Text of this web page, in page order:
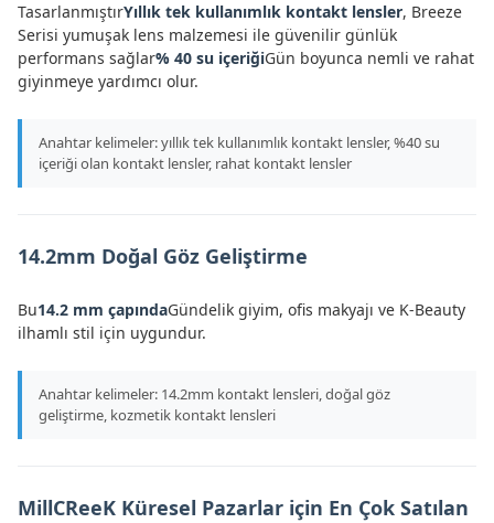
TasarlanmıştırYıllık tek kullanımlık kontakt lensler, Breeze
Serisi yumuşak lens malzemesi ile güvenilir günlük
performans sağlar% 40 su içeriğiGün boyunca nemli ve rahat
giyinmeye yardımcı olur.
Anahtar kelimeler: yıllık tek kullanımlık kontakt lensler, %40 su
içeriği olan kontakt lensler, rahat kontakt lensler
14.2mm Doğal Göz Geliştirme
Bu14.2 mm çapındaGündelik giyim, ofis makyajı ve K-Beauty
ilhamlı stil için uygundur.
Anahtar kelimeler: 14.2mm kontakt lensleri, doğal göz
geliştirme, kozmetik kontakt lensleri
MillCReeK Küresel Pazarlar için En Çok Satılan